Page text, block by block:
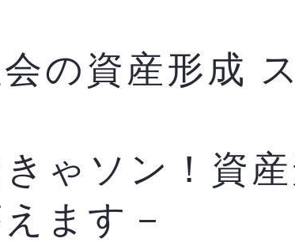
の資産形成
ゃソン！資産
ます－